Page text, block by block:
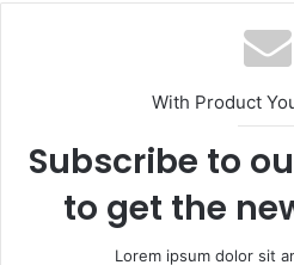
With Product
Subscribe to
to get the
Lorem ipsum dolor sit